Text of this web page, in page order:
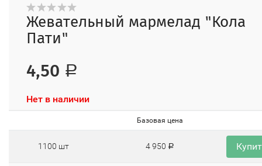
Жевательный мармелад "Кола
Пати"
4,50 Р
Нет в наличии
Базовая цена
1100 шт 4 950 Р